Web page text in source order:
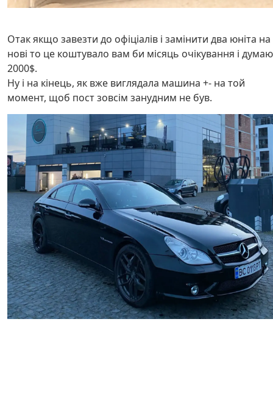
Отак якщо завезти до офіціалів і замінити два юніта на
нові то це коштувало вам би місяць очікування і думаю
2000$.
Ну і на кінець, як вже виглядала машина +- на той
момент, щоб пост зовсім занудним не був.